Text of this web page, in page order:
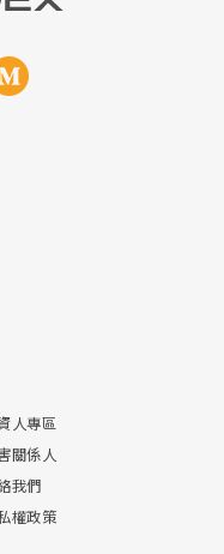
人專區
關係人
我們
權政策